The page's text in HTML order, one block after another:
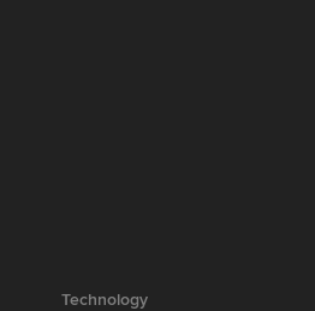
Technology